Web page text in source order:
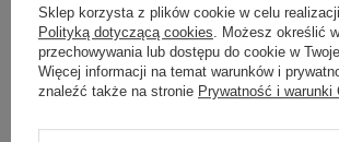
ZALOGUJ SIĘ I ZOBACZ
Masz pytanie? Chętnie pomożemy.
Sklep korzysta z plików cookie w celu
Polityką dotyczącą cookies. Możesz określić
przechowywania lub dostępu do cookie w
Więcej informacji na temat warunków i
znaleźć także na stronie Prywatność i warunki